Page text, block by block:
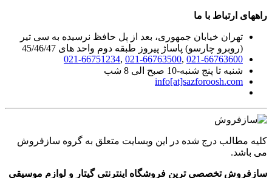
راههای ارتباط با ما
تهران خیابان جمهوری، بعد از پل حافظ نرسیده به سی تیر
(روبرو چارسو) پاساژ پیروز طبقه دوم واحد های 45/46/47
021-66763600
,
021-66763500
,
021-66751234
شنبه تا پنج شنبه-10 صبح الی 8 شب
info[at]sazforoosh.com
کلیه مطالب درج شده در این وبسایت متعلق به گروه سازفروش
می باشد.
سازفروش تخصصی ترین فروشگاه اینترنتی گیتار و لوازم موسیقی